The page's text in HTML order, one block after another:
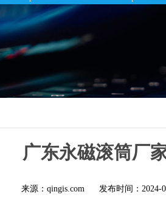
广东永磁滚筒厂
来源：qingis.com 发布时间： 2024-